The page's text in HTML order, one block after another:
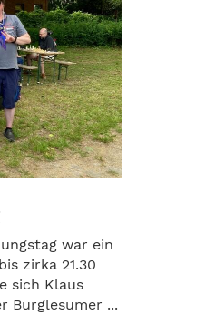
war ein
zirka 21.30
sich Klaus
Burglesumer ...